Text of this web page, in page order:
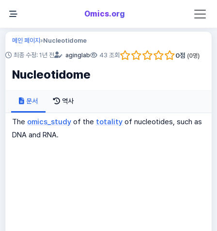
Omics.org
메인 페이지»Nucleotidome
최종 수정: 1년 전 aginglab 43 조회 0점 (0명)
Nucleotidome
문서 역사
The omics_studyof the totalityof nucleotides, such as
DNA and RNA.